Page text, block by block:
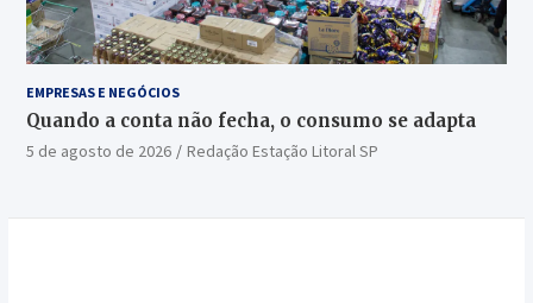
EMPRESAS E NEGÓCIOS
Quando a conta não fecha, o consumo se adapta
5 de agosto de 2026 Redação Estação Litoral SP